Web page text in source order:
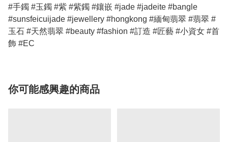
#手鐲 #玉鐲 #紫 #紫鐲 #鑲嵌 #jade #jadeite #bangle
#sunsfeicuijade #jewellery #hongkong #緬甸翡翠 #翡翠 #
玉石 #天然翡翠 #beauty #fashion #訂造 #匠藝 #小資女 #首
飾 #EC
你可能感興趣的商品